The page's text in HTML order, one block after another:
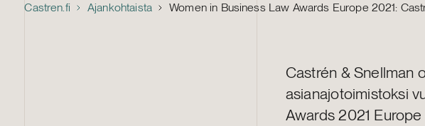
Castren.fi Ajankohtaista Women in Business Law Awards Europe 2021:
Castrén & Snellman
asianajotoimistoksi
Awards 2021